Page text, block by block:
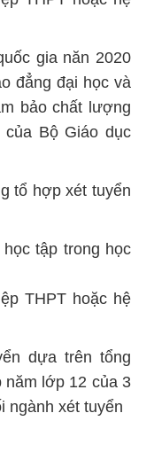
gia năn 2020
đẳng đại học và
bảo chất lượng
Bộ Giáo dục
tổ hợp xét tuyển
tập trong học
THPT hoặc hệ
dựa trên tổng
năm lớp 12 của 3
ngành xét tuyển